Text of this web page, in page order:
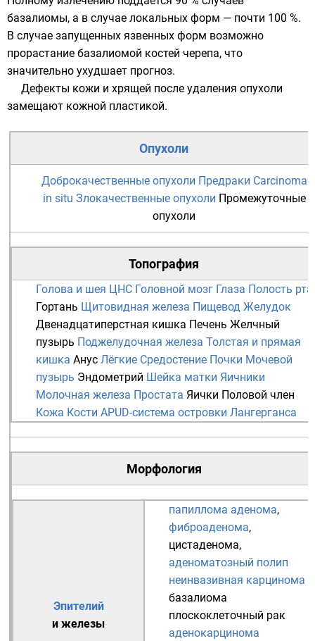
базалиомы, а в случае локальных форм — почти 100 %.
В случае запущенных язвенных форм возможно
прорастание базалиомой костей черепа, что
значительно ухудшает прогноз.
Дефекты кожи и хрящей после удаления опухоли
замещают кожной пластикой.
Опухоли
Доброкачественные опухоли Предраки Carcinoma
in situ Злокачественные опухоли Промежуточные
опухоли
Топография
Голова и шея ЦНС Головной мозг Глаза Полость рта
Гортань Щитовидная железа Пищевод Желудок
Двенадцатиперстная кишка Печень Желчный
пузырь Поджелудочная железа Толстая и прямая
кишка Анус Лёгкие Средостение Почки Мочевой
пузырь Эндометрий Шейка матки Яичники
Молочная железа Простата Яички Половой член
Кожа Кости APUD-система островки Лангерганса
Морфология
Эпителий
и железы
папиллома аденома,
фиброаденома,
цистаденома,
аденоматозный полип
неинвазивная карцинома
базалиома
плоскоклеточный рак
аденокарцинома